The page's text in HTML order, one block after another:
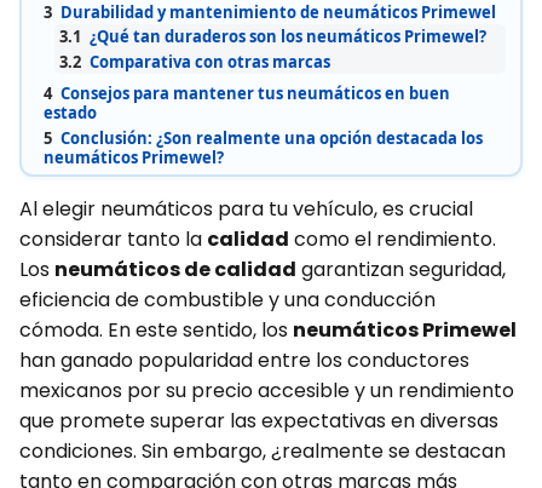
3 Durabilidad y mantenimiento de neumáticos Primewel
3.1 ¿Qué tan duraderos son los neumáticos Primewel?
3.2 Comparativa con otras marcas
4 Consejos para mantener tus neumáticos en buen
estado
5 Conclusión: ¿Son realmente una opción destacada los
neumáticos Primewel?
Al elegir neumáticos para tu vehículo, es crucial
considerar tanto la calidad como el rendimiento.
Los neumáticos de calidad garantizan seguridad,
eficiencia de combustible y una conducción
cómoda. En este sentido, los neumáticos Primewel
han ganado popularidad entre los conductores
mexicanos por su precio accesible y un rendimiento
que promete superar las expectativas en diversas
condiciones. Sin embargo, ¿realmente se destacan
tanto en comparación con otras marcas más